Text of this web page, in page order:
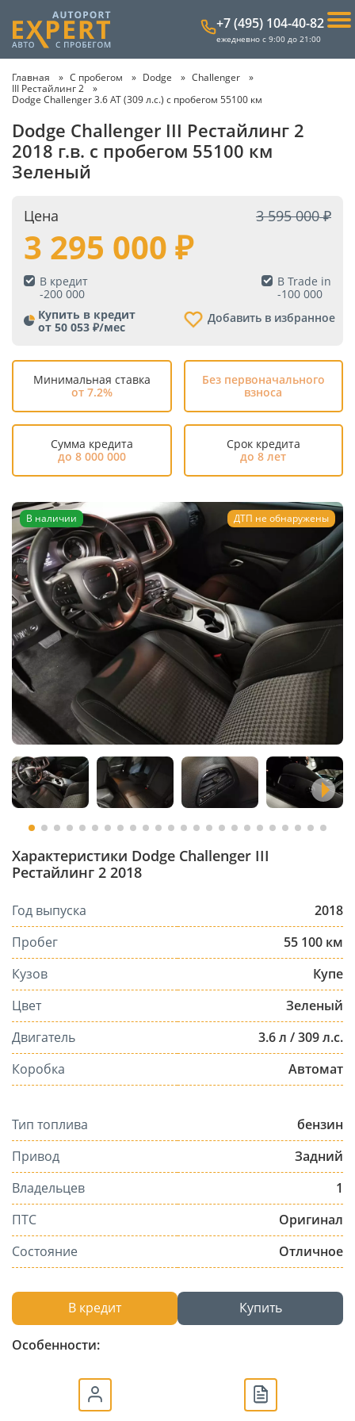
+7 (495) 104-40-82
ежедневно с 9:00 до 21:00
Главная С пробегом Dodge
Challenger
III Рестайлинг 2
Dodge Challenger 3.6 AT (309 л.с.) с пробегом 55100 км
Dodge Challenger III Рестайлинг 2
2018 г.в. с пробегом 55100 км
Зеленый
Цена 3 595 000
3 295 000
В кредит
-200 000
В Trade in
-100 000
Купить в кредит
от 50 053 ₽/мес
Добавить в избранное
Минимальная ставка
от 7.2%
Без первоначального
взноса
Сумма кредита
до 8 000 000
Срок кредита
до 8 лет
Характеристики Dodge Challenger III
Рестайлинг 2 2018
Год выпуска
2018
Пробег
55 100 км
Кузов
Купе
Цвет
Зеленый
Двигатель
3.6 л / 309 л.с.
Коробка
Автомат
Тип топлива
бензин
Привод
Задний
Владельцев
1
ПТС
Оригинал
Состояние
Отличное
В кредит Купить
Особенности:
В наличии ДТП не обнаружены